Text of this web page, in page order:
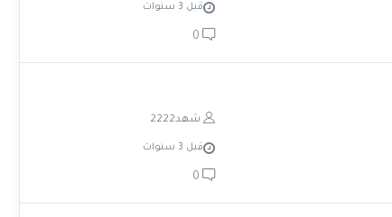
قبل 3 سنوات
0
شهد2222
قبل 3 سنوات
0